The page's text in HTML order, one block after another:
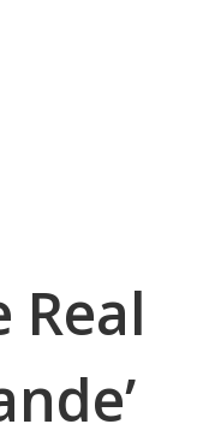
Real